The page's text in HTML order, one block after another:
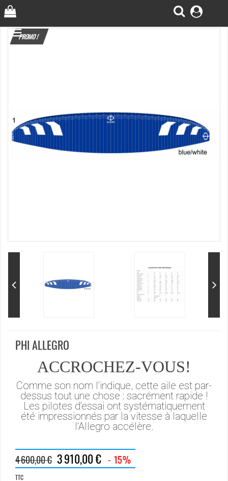
PROMO !
PHI ALLEGRO
ACCROCHEZ-VOUS!
Comme son nom l’indique, cette aile est par-
dessus tout une chose : sacrément rapide !
Les pilotes d’essai ont systématiquement
été impressionnés par la vitesse à laquelle
l’Allegro accélère.
3 910,00 € - 15%
4 600,00 €
TTC